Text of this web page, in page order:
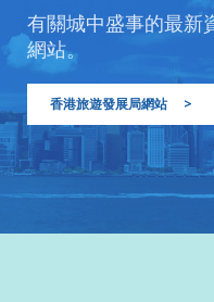
有關城中盛事的最新
網站。
香港旅遊發展局網站 >